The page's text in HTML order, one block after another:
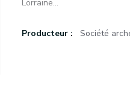
Lorraine...
Producteur : Société